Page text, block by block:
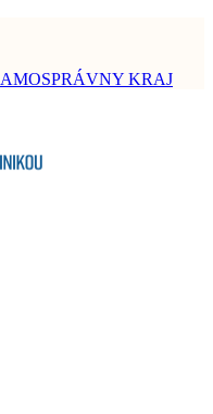
KRAJ